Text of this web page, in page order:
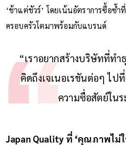
‘ช้าแต่ชัวร์’ โดยเน้นอัตราการซื้อซ้ำ
ครอบครัวโตมาพร้อมกับแบรนด์
“เราอยากสร้างบริษัทที่ทำ
คิดถึงเจเนอเรชันต่อๆ ไป
ความซื่อสัตย์ในร
Japan Quality ที่ ‘คุณภาพไม่